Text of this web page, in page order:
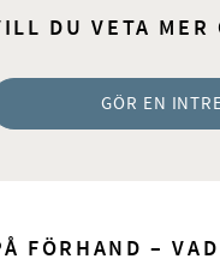
DU VETA MER
GÖR EN
FÖRHAND –